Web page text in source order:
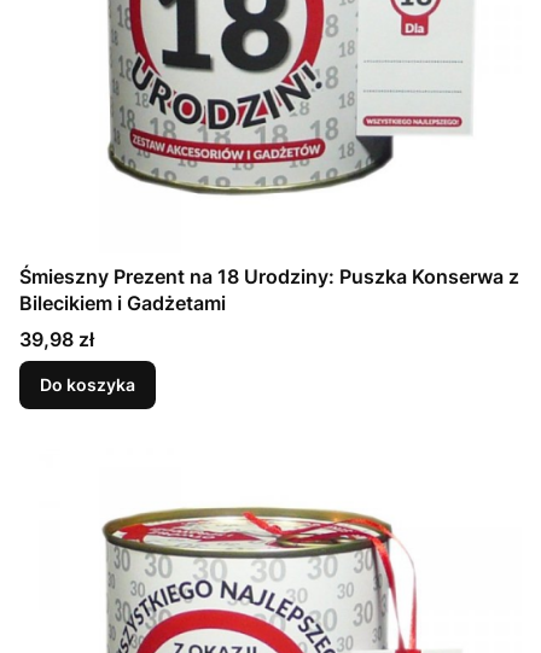
Śmieszny Prezent na 18 Urodziny: Puszka Konserwa z
Bilecikiem i Gadżetami
Cena
39,98 zł
Do koszyka